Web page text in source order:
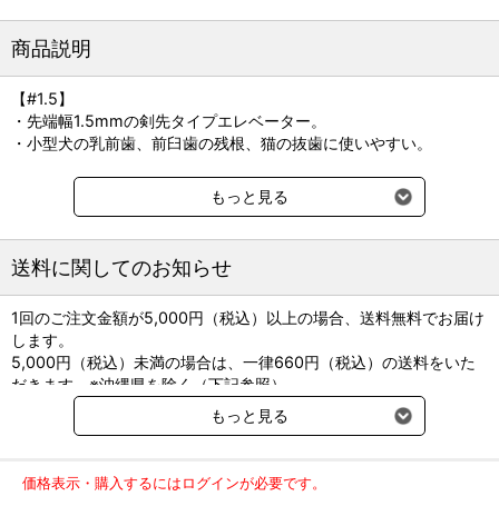
商品説明
【#1.5】
・先端幅1.5mmの剣先タイプエレベーター。
・小型犬の乳前歯、前臼歯の残根、猫の抜歯に使いやすい。
【#2.5】
・先端幅2.5mmの剣先タイプエレベーター。
【#4.0】
・先端幅4.0mmの剣先タイプエレベーター。
・犬の犬歯、下顎後臼歯の癒着や残根に使いやすい。
＜注意＞
●破折のおそれがあるので、以下のことは行わないでください。
・本製品に対する曲げ・切削・加圧等
・粗雑な扱い（キズをつける・落下させる・強い衝撃を与える等）
もっと見る
送料に関してのお知らせ
1回のご注文金額が5,000円（税込）以上の場合、送料無料でお届け
します。
5,000円（税込）未満の場合は、一律660円（税込）の送料をいた
だきます。※沖縄県を除く（下記参照）
※2017年11月14日（火）より沖縄県へのお届けにつきましては、1
回のご注文金額（税込）が、30,000円以上で配送無料となります。
ご了承のほどよろしくお願い致します。
弊社都合でお届けが２回以上に分かれる場合の送料負担は、１回分
もっと見る
価格表示・購入するにはログインが必要です。